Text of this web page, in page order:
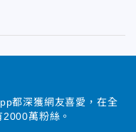
都深獲網友喜愛，在全
萬粉絲。